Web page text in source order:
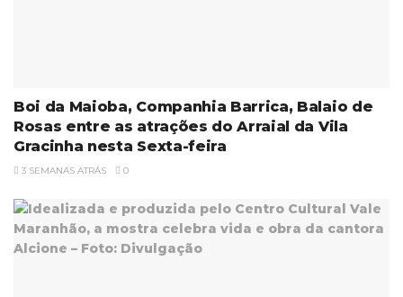
Boi da Maioba, Companhia Barrica, Balaio de
Rosas entre as atrações do Arraial da Vila
Gracinha nesta Sexta-feira
3 SEMANAS ATRÁS 0